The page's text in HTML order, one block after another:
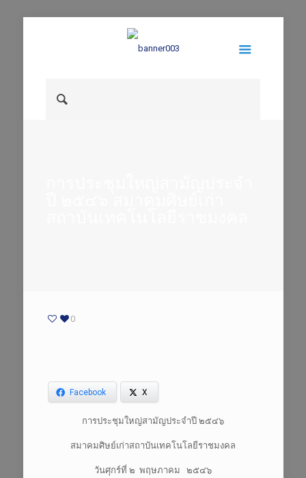
0
Facebook X
การประชุมใหญ่สามัญประจำปี ๒๕๔๖
สมาคมศิษย์เก่าสถาบันเทคโนโลยีราชมงคล
วันศุกร์ที่ ๒ พฤษภาคม ๒๕๔๖